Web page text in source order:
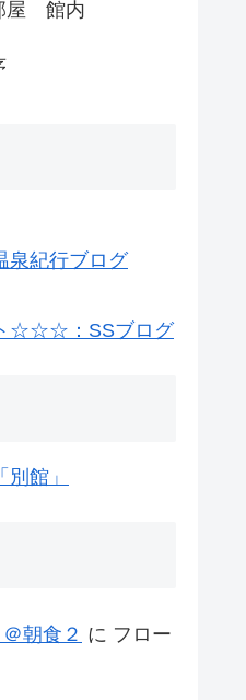
屋 館内
泉紀行ブログ
☆☆☆：SSブログ
館」
朝食２ に フロー